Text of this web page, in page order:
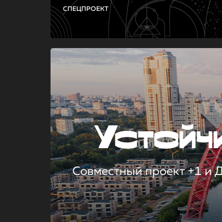
СПЕЦПРОЕКТ
Совместный проект +1 и